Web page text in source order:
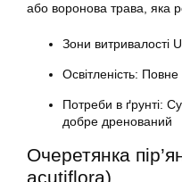
або воронова трава, яка
Зони витривалості
Освітленість:
Потреби в ґрунті:
добре дренований
Очеретянка
acutiflora)